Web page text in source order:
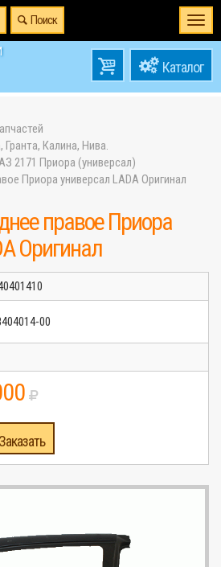
Поиск
товаров0
на0
Калина, Нива.
2171 Приора (универсал)
Приора универсал LADA Оригинал
правое Приора
Оригинал
00
Заказать